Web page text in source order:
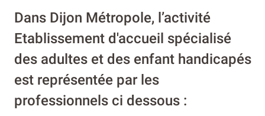
Dans Dijon Métropole, l’activité
Etablissement d'accueil spécialisé
des adultes et des enfant handicapés
est représentée par les
professionnels ci dessous :